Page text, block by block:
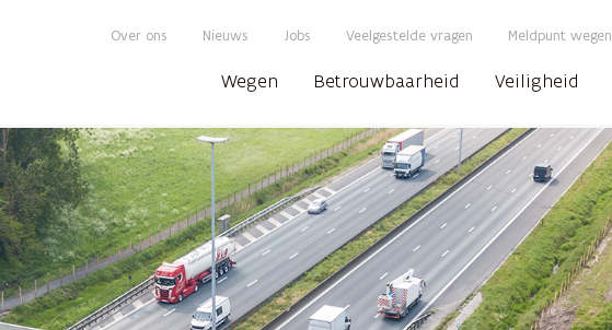
Over ons Nieuws Jobs Veelgestelde vragen Meldpunt wegen
Wegen Betrouwbaarheid Veiligheid